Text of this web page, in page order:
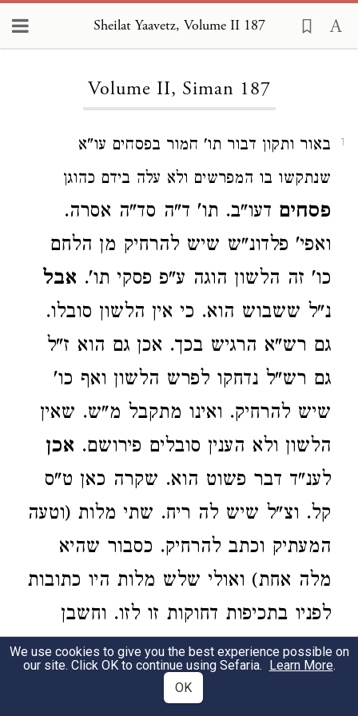
Sheilat Yaavetz, Volume II 187
Volume II, Siman 187
1
באור ותקון דבור תו' חמור בפסחים עו"א
שנתקשו בו המפרשים ולא עלה בידם כהוגן
פסחים דעו"ב. תו' ד"ה סד"ה אסרה.
ואפי' פלדונ"ש שיש להרחיק מן הלחם
כו' זה הלשון הוגה ע"פ פסקי תו'. אבל
נ"ל ששבוש הוא. כי אין הלשון סובלו.
גם רש"א הרגיש בכך. אכן גם הוא ז"ל
גם רש"ל נדחקו לפרש הלשון ואף כו'
שיש להרחיק. ואינו מתקבל מ"ש. שאין
הלשון ולא הענין סובלים פירושם. אכן
לענ"ד דבר פשוט הוא. שקרה כאן ט"ס
קל. וצ"ל שיש לה ריח. שתי מלות (וטעה
המעתיק וכתב להרחיק. כסבור שהיא
מלה אחת) ואולי שלש מלות היו כתובות
לפניו בתכיפות דחוקות זו לזו. וחשבן
למלה אחת. וכך צ"ל. שיש לה ריח חזק
(וקרוב הדבר. אגב שטפיה עשה מהן
We use cookies to give you the best experience possible on
our site. Click OK to continue using Sefaria. Learn More.
OK